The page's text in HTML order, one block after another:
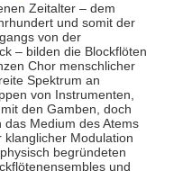
Zeitalter – dem
und somit der
von der
– bilden die Blockflöten
Chor menschlicher
Spektrum an
von Instrumenten,
den Gamben, doch
Medium des Atems
Modulation
begründeten
und